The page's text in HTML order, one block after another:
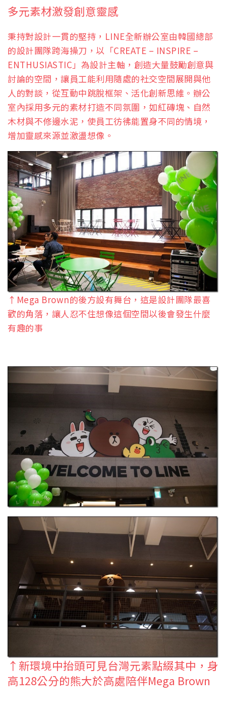
多元素材激發創意靈感
秉持對設計一貫的堅持，LINE全新辦公室由韓國總部
的設計團隊跨海操刀，以「CREATE – INSPIRE –
ENTHUSIASTIC」為設計主軸，創造大量鼓勵創意與
討論的空間，讓員工能利用隨處的社交空間展開與他
人的對談，從互動中跳脫框架、活化創新思維。辦公
室內採用多元的素材打造不同氛圍，如紅磚塊、自然
木材與不修邊水泥，使員工彷彿能置身不同的情境，
增加靈感來源並激盪想像。
↑Mega Brown的後方設有舞台，這是設計團隊最喜
歡的角落，讓人忍不住想像這個空間以後會發生什麼
有趣的事
↑新環境中抬頭可見台灣元素點綴其中，身
高128公分的熊大於高處陪伴Mega Brown